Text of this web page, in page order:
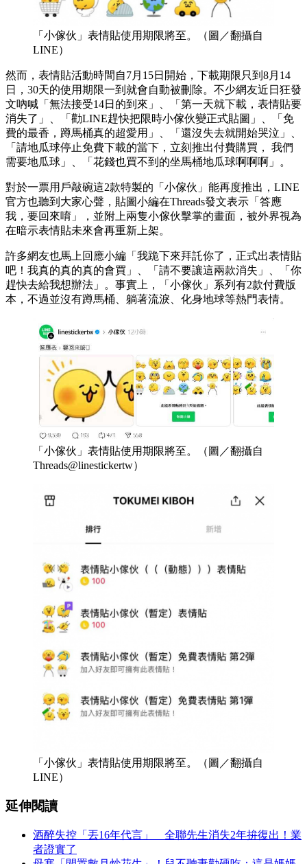
「小傢伙」表情貼使用期限將至。（圖／翻攝自
LINE）
然而，表情貼活動時間自7月15日開始，下載期限只到8月14
日，30天的使用期限一到就會自動被刪除。不少網友近日狂發
文吶喊「無法接受14日的到來」、「第一天就下載，表情貼要
消失了」、「勸LINE趕快把限時小傢伙變正式貼圖」、「免
費的最香，蹲馬桶真的超愛用」、「還沒失去就開始哭泣」、
「請地瓜球停止免費下載的當下，立刻推出付費購買， 我們
需要地瓜球」、「花錢也買不到的坐馬桶地瓜球啊啊啊」。
對於一票用戶敲碗這2款特製的「小傢伙」能再度推出，LINE
官方也聽到大家心聲，貼圖小編在Threads發文表示「答應
我，要回來唷」，並附上兩隻小傢伙擊掌的畫面，被外界視為
在暗示表情貼未來會再重新上架。
許多網友也馬上回應小編「我跪下來拜託你了，正式出表情貼
吧！我真的真的真的會買」、「請不要讓這兩款消失」、「你
趕快去給我想辦法」。事實上，「小傢伙」系列有2款付費版
本，不過並沒有蹲馬桶、躺著流淚、化身地球等熱門表情。
「小傢伙」表情貼使用期限將至。（圖／翻攝自
Threads@linestickertw）
「小傢伙」表情貼使用期限將至。（圖／翻攝自
LINE）
延伸閱讀
酒醉失控「丟16年代言」 全聯先生消失2年拚復出！業
者證實了